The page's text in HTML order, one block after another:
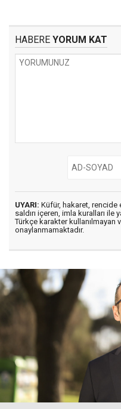
HABERE YORUM KAT
UYARI: Küfür, hakaret, rencide
saldırı içeren, imla kuralları ile
Türkçe karakter kullanılmayan
onaylanmamaktadır.